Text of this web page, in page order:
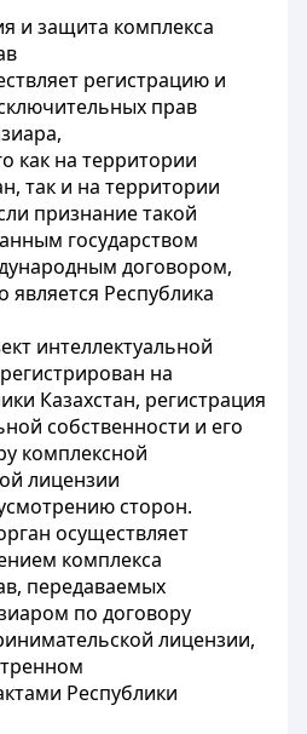
и защита комплекса
регистрацию и
прав
как на территории
так и на территории
признание такой
государством
договором,
является Республика
интеллектуальной
на
Казахстан, регистрация
собственности и его
комплексной
лицензии
сторон.
осуществляет
комплекса
передаваемых
по договору
лицензии,
Республики